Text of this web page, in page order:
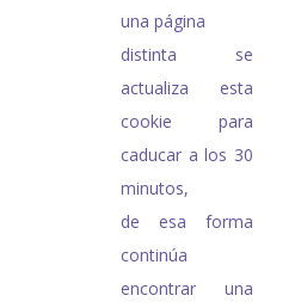
una página
distinta se
actualiza esta
cookie para
caducar a los 30
minutos,
de esa forma
continúa
encontrar una